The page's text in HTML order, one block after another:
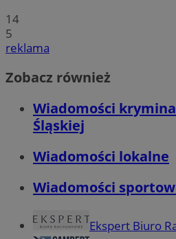
14
5
reklama
Zobacz również
Wiadomości
Śląskiej
Wiadomości lokalne
Wiadomości
Ekspert Biuro